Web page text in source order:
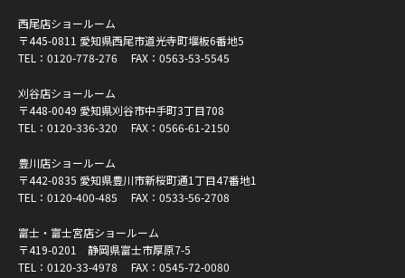
西尾店ショールーム
〒445-0811 愛知県西尾市道光寺町堰板6番地5
TEL： 0120-778-276 FAX：0563-53-5545
刈谷店ショールーム
〒448-0049 愛知県刈谷市中手町3丁目708
TEL： 0120-336-320 FAX：0566-61-2150
豊川店ショールーム
〒442-0835 愛知県豊川市新桜町通1丁目47番地1
TEL： 0120-400-485 FAX：0533-56-2708
富士・富士宮店ショールーム
〒419-0201 静岡県富士市厚原7-5
TEL： 0120-33-4978 FAX：0545-72-0080